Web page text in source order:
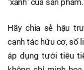
"xanh" của sản phẩm.
Hãy chia sẻ hậu
canh tác hữu cơ, số
áp dụng tưới tiêu